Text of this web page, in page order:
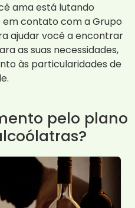
ama está lutando
contato com a Grupo
ajudar você a encontrar
as suas necessidades,
às particularidades de
pelo plano